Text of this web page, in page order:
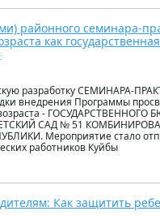
районного семинара-
как
разработку СЕМИНАРА-
внедрения Программы
возраста -
САД № 51
Мероприятие стало
работников Куйбы
Как защитить